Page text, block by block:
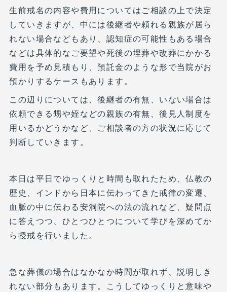
生前戒名の内容や費用についてはご相談の上で決定
していきますが、中には後継者や頼れる親族が居ら
れない場合などもあり、認知症の可能性もある場合
などは具体的なご要望や死後の埋葬や改葬にかかる
費用を予め見積もり、預託金のような形で当院がお
預かりするケースもあります。
この辺りについては、後継者の有無、いない場合は
依頼できる甥や姪などの親族の有無、後見人制度を
用いるかどうかなど、ご相談者の方の状況に応じて
判断していきます。
本日は平日でゆっくりと時間も取れたため、仏教の
歴史、インドから日本に伝わってきた戒律の変遷、
血脈の中に伝わる安洞院への法の流れなど、疑問点
に答えつつ、ひとつひとつについて学びを深めてか
ら授戒を行いました。
急な葬儀の場合はなかなか時間が取れず、説明しき
れない部分もあります。こうしてゆっくりと意味や